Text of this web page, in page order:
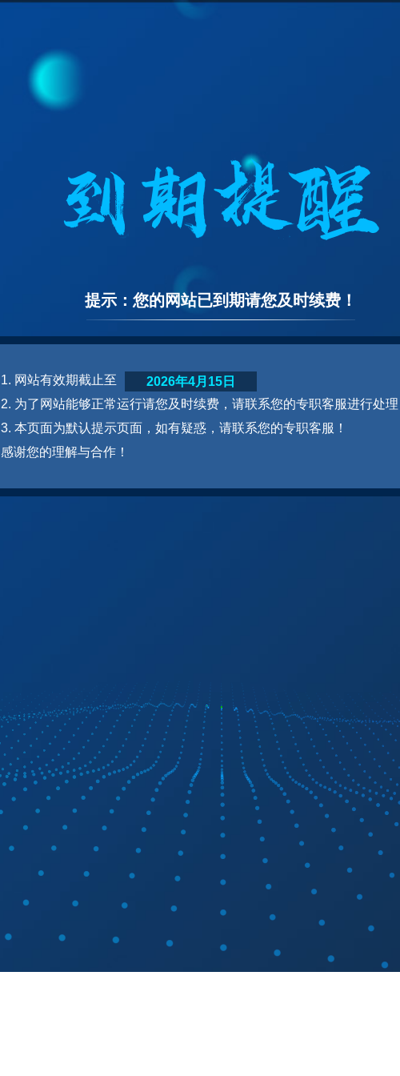
提示：您的网站已到期请您及时续费！
1. 网站有效期截止至
2. 为了网站能够正常运行请您及时续费，请联系您的专职客服进行处
3. 本页面为默认提示页面，如有疑惑，请联系您的专职客服！
感谢您的理解与合作！
2026年4月15日